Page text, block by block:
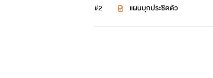
#2 แผนบุกประชิดตัว